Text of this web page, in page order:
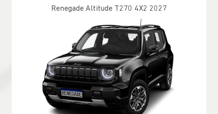
Renegade Altitude T270 4X2 2027